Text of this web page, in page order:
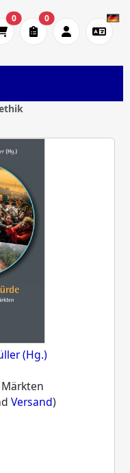
0 0
(Hg.)
Versand)